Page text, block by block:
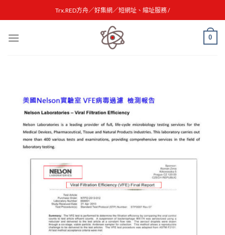
to
Trx.RED方舟／好集網／短網址、縮址服務 /
0